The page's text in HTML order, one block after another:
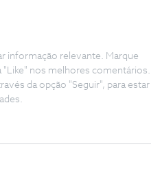
informação relevante. Marque
"Like" nos melhores comentários.
da opção "Seguir", para estar